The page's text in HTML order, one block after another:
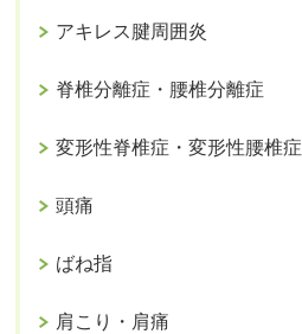
アキレス腱周囲炎
脊椎分離症・腰椎分離症
変形性脊椎症・変形性腰椎症
頭痛
ばね指
肩こり・肩痛